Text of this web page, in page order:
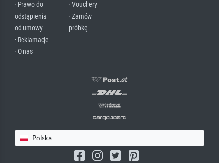
· Prawo do
odstąpienia
od umowy
· Reklamacje
· O nas
· Vouchery
· Zamów
próbkę
Polska